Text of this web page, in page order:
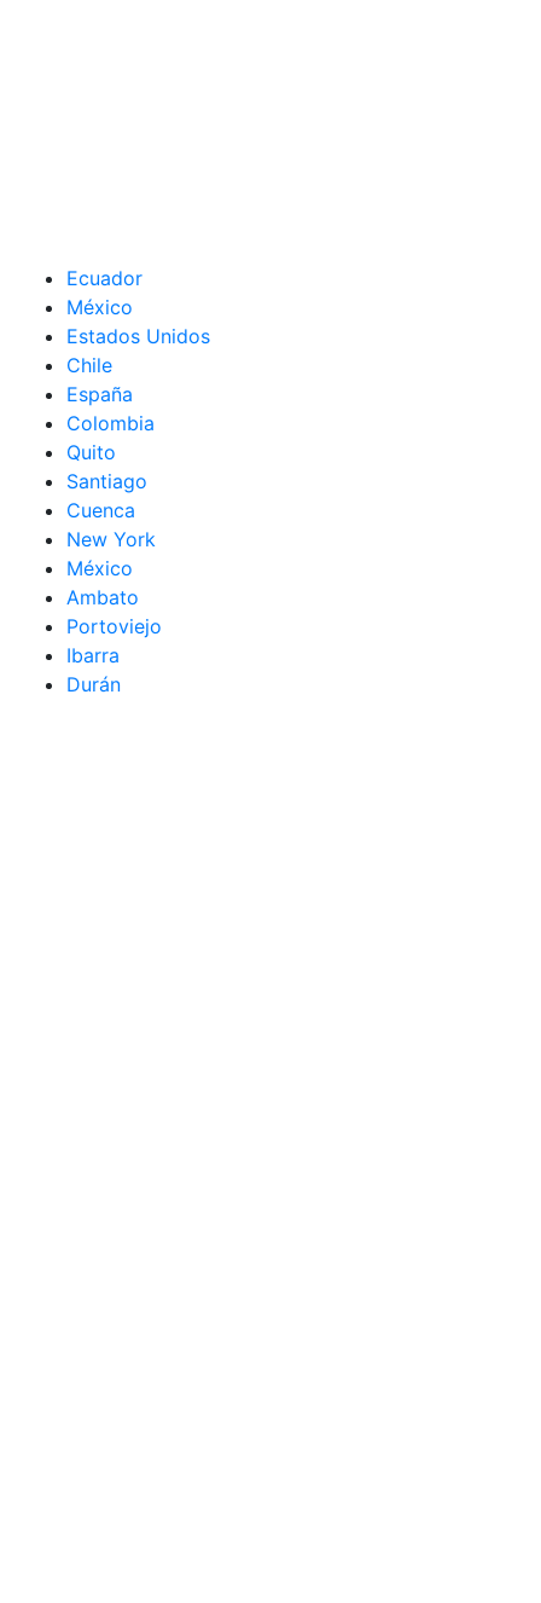
Ecuador
México
Estados Unidos
Chile
España
Colombia
Quito
Santiago
Cuenca
New York
México
Ambato
Portoviejo
Ibarra
Durán